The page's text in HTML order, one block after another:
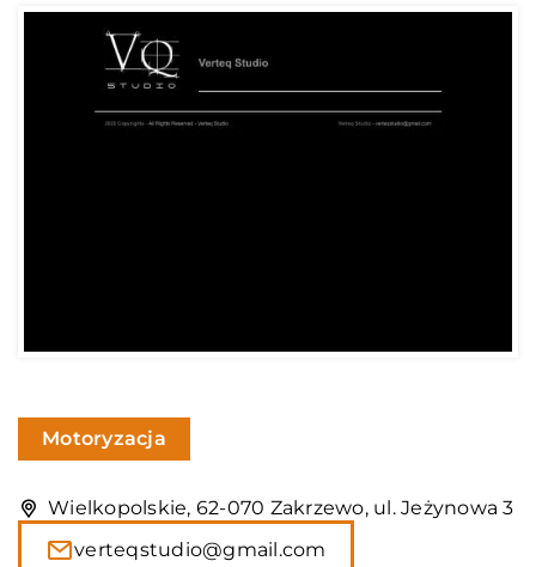
Motoryzacja
Wielkopolskie, 62-070 Zakrzewo, ul. Jeżynowa 3
verteqstudio@gmail.com